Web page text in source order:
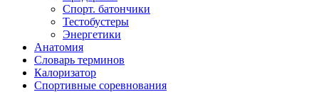
Спорт. батончики
Тестобустеры
Энергетики
Анатомия
Словарь терминов
Калоризатор
Спортивные соревнования